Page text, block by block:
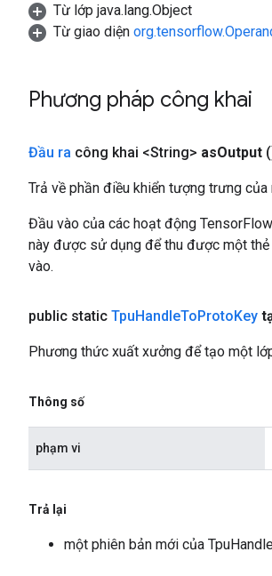
Từ lớp java.lang.Object
Từ giao diện
Phương pháp công khai
Đầu ra công khai <String> asOutput
Trả về phần điều khiển tượng trưng của
Đầu vào của các hoạt động
này được sử dụng để thu được một
vào.
public static TpuHandleToProtoKey
Phương thức xuất xưởng để tạo một
Thông số
phạm vi
Trả lại
một phiên bản mới của